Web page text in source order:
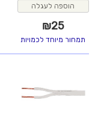
הוספה לעגלה
₪25
תמחור מיוחד לכמויות